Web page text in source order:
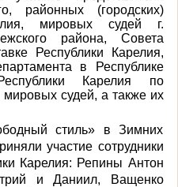
районных (городских)
мировых судей г.
района, Совета
Республики Карелия,
в Республике
Карелия по
мировых судей, а также их
стиль» в Зимних
участие сотрудники
Карелия: Репины Антон
и Даниил, Ващенко